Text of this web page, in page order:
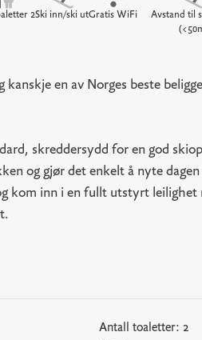
2Ski inn/ski utGratis WiFi
Avstand til
en av Norges beste
skreddersydd for en god
og gjør det enkelt å nyte
kom inn i en fullt utstyrt leilighet
Antall toaletter: 2